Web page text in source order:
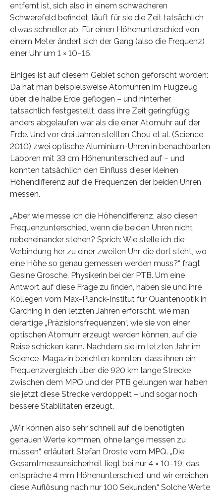
entfernt ist, sich also in einem schwächeren
Schwerefeld befindet, läuft für sie die Zeit tatsächlich
etwas schneller ab. Für einen Höhenunterschied von
einem Meter ändert sich der Gang (also die Frequenz)
einer Uhr um 1 × 10–16.
Einiges ist auf diesem Gebiet schon geforscht worden:
Da hat man beispielsweise Atomuhren im Flugzeug
über die halbe Erde geflogen – und hinterher
tatsächlich festgestellt, dass ihre Zeit geringfügig
anders abgelaufen war als die einer Atomuhr auf der
Erde. Und vor drei Jahren stellten Chou et al. (Science
2010) zwei optische Aluminium-Uhren in benachbarten
Laboren mit 33 cm Höhenunterschied auf – und
konnten tatsächlich den Einfluss dieser kleinen
Höhendifferenz auf die Frequenzen der beiden Uhren
messen.
„Aber wie messe ich die Höhendifferenz, also diesen
Frequenzunterschied, wenn die beiden Uhren nicht
nebeneinander stehen? Sprich: Wie stelle ich die
Verbindung her zu einer zweiten Uhr, die dort steht, wo
eine Höhe so genau gemessen werden muss?“ fragt
Gesine Grosche, Physikerin bei der PTB. Um eine
Antwort auf diese Frage zu finden, haben sie und ihre
Kollegen vom Max-Planck-Institut für Quantenoptik in
Garching in den letzten Jahren erforscht, wie man
derartige „Präzisionsfrequenzen“, wie sie von einer
optischen Atomuhr erzeugt werden können, auf die
Reise schicken kann. Nachdem sie im letzten Jahr im
Science-Magazin berichten konnten, dass ihnen ein
Frequenzvergleich über die 920 km lange Strecke
zwischen dem MPQ und der PTB gelungen war, haben
sie jetzt diese Strecke verdoppelt – und sogar noch
bessere Stabilitäten erzeugt.
„Wir können also sehr schnell auf die benötigten
genauen Werte kommen, ohne lange messen zu
müssen“, erläutert Stefan Droste vom MPQ. „Die
Gesamtmessunsicherheit liegt bei nur 4 × 10–19, das
entspräche 4 mm Höhenunterschied, und wir erreichen
diese Auflösung nach nur 100 Sekunden.“ Solche Werte